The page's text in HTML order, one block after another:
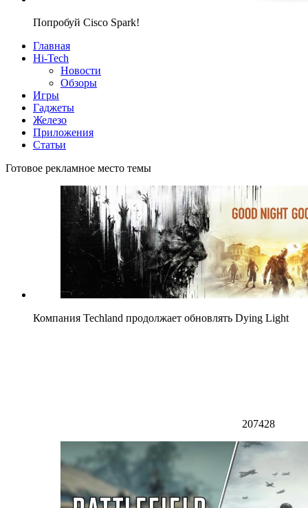
Попробуй Cisco Spark!
Главная
Hi-Tech
Новости
Обзоры
Игры
Гаджеты
Железо
Приложения
Статьи
Готовое рекламное место темы
Компания Techland продолжает обновлять Dying Light
207428